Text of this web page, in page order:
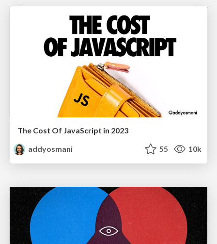
The Cost Of JavaScript in 2023
addyosmani
55 10k